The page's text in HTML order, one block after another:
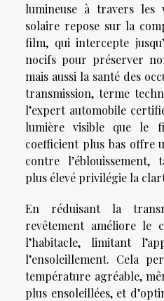
lumineuse à travers les
solaire repose sur la
film, qui intercepte
nocifs pour préserver
mais aussi la santé des
transmission, terme
l’expert automobile
lumière visible que le
coefficient plus bas offre
contre l’éblouissement,
plus élevé privilégie la
En réduisant la
revêtement améliore le
l’habitacle, limitant
l’ensoleillement. Cela
température agréable,
plus ensoleillées, et